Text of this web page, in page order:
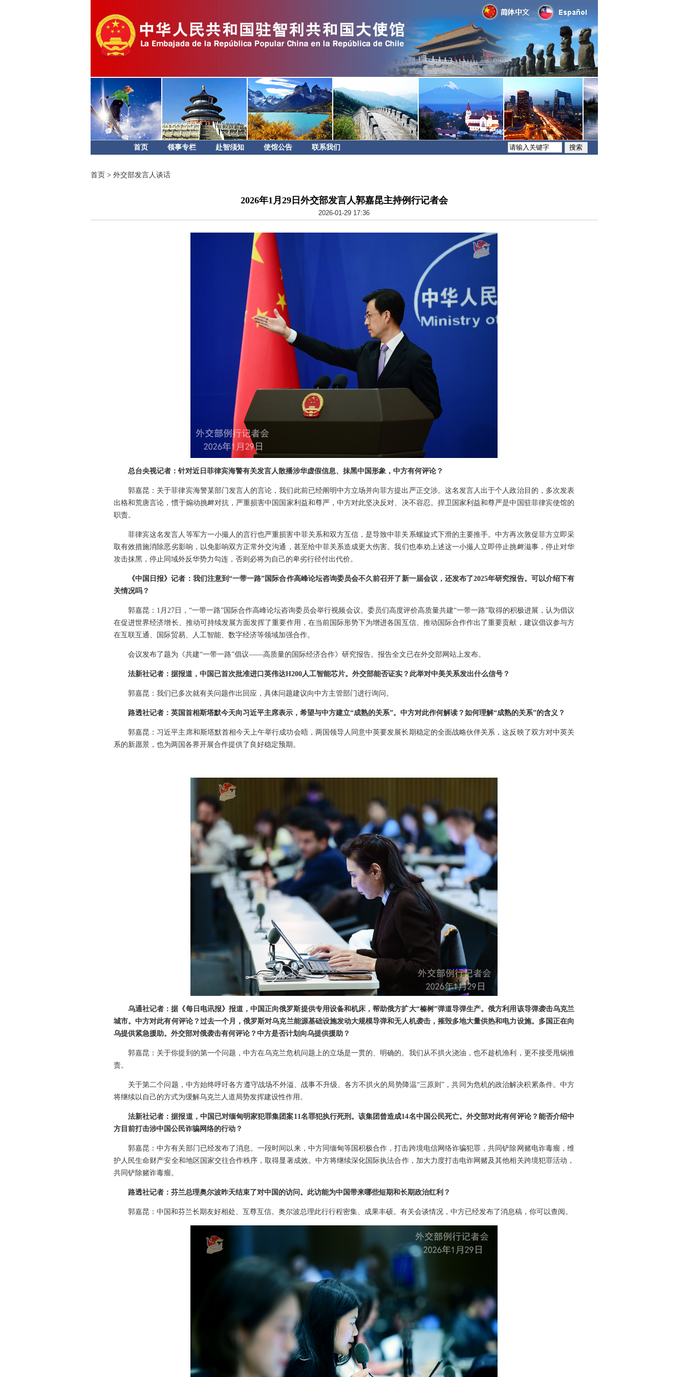
首页 领事专栏 赴智须知 使馆公告 联系我们
首页 > 外交部发言人谈话
2026年1月29日外交部发言人郭嘉昆主持例行记者会
2026-01-29 17:36
总台央视记者：针对近日菲律宾海警有关发言人散播涉华虚假信息、抹黑中国形象，中方有何评论？
郭嘉昆：关于菲律宾海警某部门发言人的言论，我们此前已经阐明中方立场并向菲方提出严正交涉。这名发言人出于个人政治目的，多次发表
出格和荒唐言论，惯于煽动挑衅对抗，严重损害中国国家利益和尊严，中方对此坚决反对、决不容忍。捍卫国家利益和尊严是中国驻菲律宾使馆的
职责。
菲律宾这名发言人等军方一小撮人的言行也严重损害中菲关系和双方互信，是导致中菲关系螺旋式下滑的主要推手。中方再次敦促菲方立即采
取有效措施消除恶劣影响，以免影响双方正常外交沟通，甚至给中菲关系造成更大伤害。我们也奉劝上述这一小撮人立即停止挑衅滋事，停止对华
攻击抹黑，停止同域外反华势力勾连，否则必将为自己的卑劣行径付出代价。
《中国日报》记者：我们注意到“一带一路”国际合作高峰论坛咨询委员会不久前召开了新一届会议，还发布了2025年研究报告。可以介绍下有
关情况吗？
郭嘉昆：1月27日，“一带一路”国际合作高峰论坛咨询委员会举行视频会议。委员们高度评价高质量共建“一带一路”取得的积极进展，认为倡议
在促进世界经济增长、推动可持续发展方面发挥了重要作用，在当前国际形势下为增进各国互信、推动国际合作作出了重要贡献，建议倡议参与方
在互联互通、国际贸易、人工智能、数字经济等领域加强合作。
会议发布了题为《共建“一带一路”倡议——高质量的国际经济合作》研究报告。报告全文已在外交部网站上发布。
法新社记者：据报道，中国已首次批准进口英伟达H200人工智能芯片。外交部能否证实？此举对中美关系发出什么信号？
郭嘉昆：我们已多次就有关问题作出回应，具体问题建议向中方主管部门进行询问。
路透社记者：英国首相斯塔默今天向习近平主席表示，希望与中方建立“成熟的关系”。中方对此作何解读？如何理解“成熟的关系”的含义？
郭嘉昆：习近平主席和斯塔默首相今天上午举行成功会晤，两国领导人同意中英要发展长期稳定的全面战略伙伴关系，这反映了双方对中英关
系的新愿景，也为两国各界开展合作提供了良好稳定预期。
乌通社记者：据《每日电讯报》报道，中国正向俄罗斯提供专用设备和机床，帮助俄方扩大“榛树”弹道导弹生产。俄方利用该导弹袭击乌克兰
城市。中方对此有何评论？过去一个月，俄罗斯对乌克兰能源基础设施发动大规模导弹和无人机袭击，摧毁多地大量供热和电力设施。多国正在向
乌提供紧急援助。外交部对俄袭击有何评论？中方是否计划向乌提供援助？
郭嘉昆：关于你提到的第一个问题，中方在乌克兰危机问题上的立场是一贯的、明确的。我们从不拱火浇油，也不趁机渔利，更不接受甩锅推
责。
关于第二个问题，中方始终呼吁各方遵守战场不外溢、战事不升级、各方不拱火的局势降温“三原则”，共同为危机的政治解决积累条件。中方
将继续以自己的方式为缓解乌克兰人道局势发挥建设性作用。
法新社记者：据报道，中国已对缅甸明家犯罪集团案11名罪犯执行死刑。该集团曾造成14名中国公民死亡。外交部对此有何评论？能否介绍中
方目前打击涉中国公民诈骗网络的行动？
郭嘉昆：中方有关部门已经发布了消息。一段时间以来，中方同缅甸等国积极合作，打击跨境电信网络诈骗犯罪，共同铲除网赌电诈毒瘤，维
护人民生命财产安全和地区国家交往合作秩序，取得显著成效。中方将继续深化国际执法合作，加大力度打击电诈网赌及其他相关跨境犯罪活动，
共同铲除赌诈毒瘤。
路透社记者：芬兰总理奥尔波昨天结束了对中国的访问。此访能为中国带来哪些短期和长期政治红利？
郭嘉昆：中国和芬兰长期友好相处、互尊互信。奥尔波总理此行行程密集、成果丰硕。有关会谈情况，中方已经发布了消息稿，你可以查阅。